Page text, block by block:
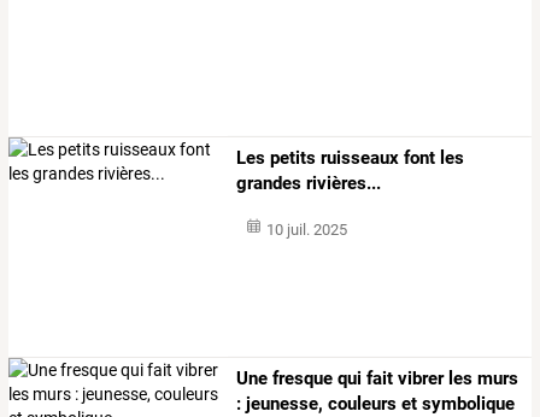
Les petits ruisseaux font les
grandes rivières...
10 juil. 2025
Une fresque qui fait vibrer les murs
: jeunesse, couleurs et symbolique